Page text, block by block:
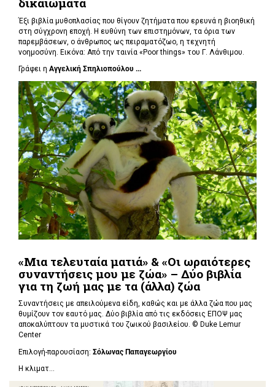
Έξι βιβλία μυθοπλασίας που θίγουν ζητήματα που ερευνά η βιοηθική
στη σύγχρονη εποχή. Η ευθύνη των επιστημόνων, τα όρια των
παρεμβάσεων, ο άνθρωπος ως πειραματόζωο, η τεχνητή
νοημοσύνη. Εικόνα: Από την ταινία «Poor things» του Γ. Λάνθιμου.
Γράφει η Αγγελική Σπηλιοπούλου ...
«Μια τελευταία ματιά» & «Οι ωραιότερες
συναντήσεις μου με ζώα» – Δύο βιβλία
για τη ζωή μας με τα (άλλα) ζώα
Συναντήσεις με απειλούμενα είδη, καθώς και με άλλα ζώα που μας
θυμίζουν τον εαυτό μας. Δύο βιβλία από τις εκδόσεις ΕΠΟΨ μας
αποκαλύπτουν τα μυστικά του ζωικού βασιλείου. © Duke Lemur
Center
Επιλογή-παρουσίαση: Σόλωνας Παπαγεωργίου
Η κλιματ...